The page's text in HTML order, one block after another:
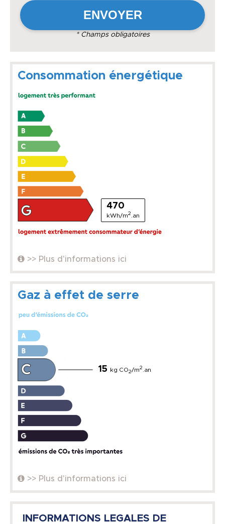
* Champs obligatoires
Consommation énergétique
470
kWh/m2 .an
>> Plus d'informations ici
Gaz à effet de serre
15 kg CO2/m2 .an
>> Plus d'informations ici
INFORMATIONS LEGALES DE